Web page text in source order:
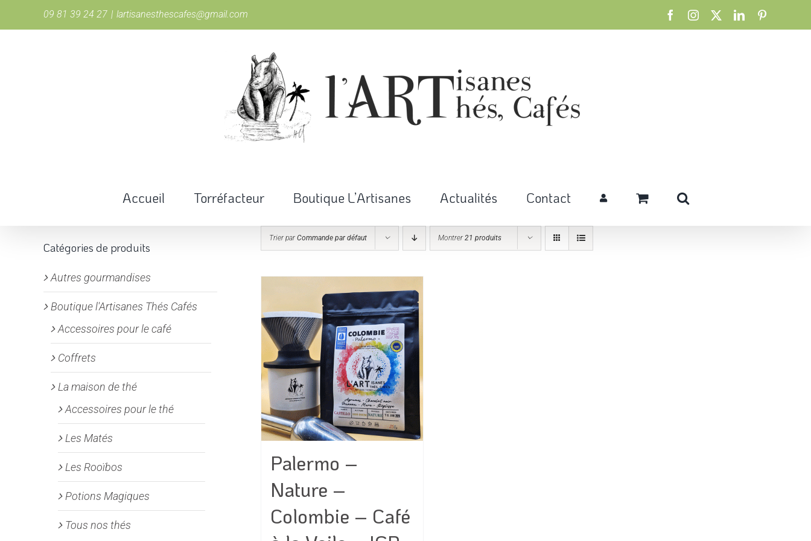
09 81 39 24 27 | lartisanesthescafes@gmail.com FacebookInstagram LinkedIn
Accueil Torréfacteur Boutique L’Artisanes Actualités Contact
Trier parCommande par défaut Montrer21 produits
Palermo –
Nature –
Colombie – Café
Catégories de produits
Autres gourmandises
Boutique l'Artisanes Thés Cafés
Accessoires pour le café
Coffrets
La maison de thé
Accessoires pour le thé
Les Matés
Les Rooïbos
Potions Magiques
Tous nos thés